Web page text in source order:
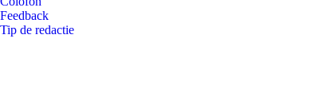
Feedback
Tip de redactie